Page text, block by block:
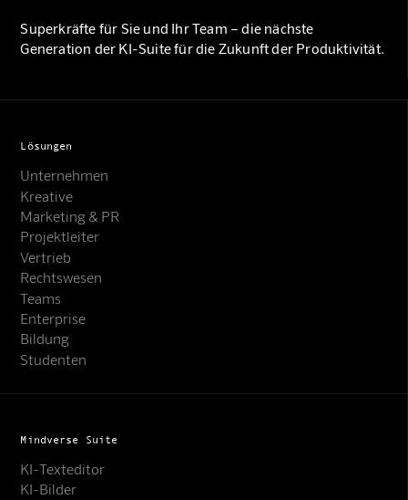
Superkräfte für Sie und Ihr Team – die nächste
Generation der KI-Suite für die Zukunft der Produktivität.
Lösungen
Unternehmen
Kreative
Marketing & PR
Projektleiter
Vertrieb
Rechtswesen
Teams
Enterprise
Bildung
Studenten
Mindverse Suite
KI-Texteditor
KI-Bilder